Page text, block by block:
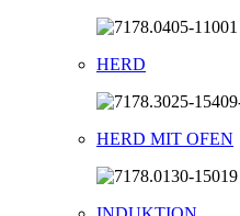
HERD
HERD MIT OFEN